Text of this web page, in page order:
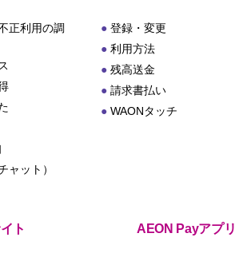
正利用の調
ャット）
登録・変更
利用方法
残高送金
請求書払い
WAONタッチ
ト AEON Payアプリ